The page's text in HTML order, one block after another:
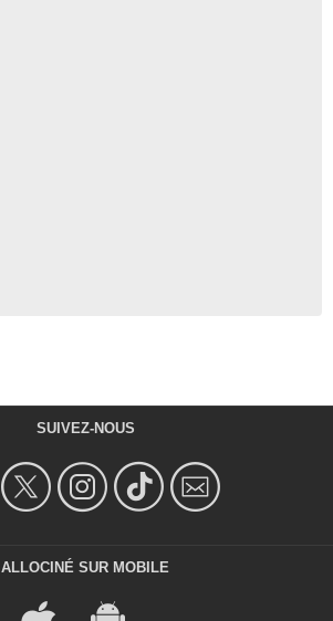
SUIVEZ-NOUS
ALLOCINÉ SUR MOBILE